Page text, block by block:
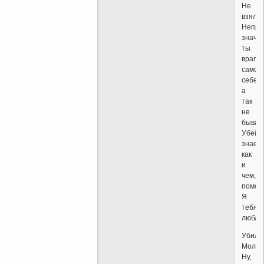
Не
значит
ты
враг
себе,
а
так
не
Убей,
как
и
чем,
Я
тебя
Убил?
Ну,